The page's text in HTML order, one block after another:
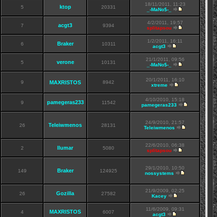
5 ktop 20331
18/11/2011, 11:23
_-MaNo$-_
7 acgt3 9394
4/2/2011, 19:57
splitapsou
6 Braker 10311
1/2/2011, 16:11
acgt3
5 verone 10131
21/1/2011, 09:56
_-MaNo$-_
9 MAXRISTOS 8942
20/1/2011, 16:10
xtreme
9 pamegeras233 11542
4/10/2010, 15:18
pamegeras233
26 Teleiwmenos 28131
24/9/2010, 21:57
Teleiwmenos
2 llumar 5080
22/6/2010, 06:38
splitapsou
149 Braker 124925
29/1/2010, 10:50
nossystems
26 Gozilla 27582
21/9/2009, 02:25
Kacey
4 MAXRISTOS 6007
11/6/2009, 09:31
acgt3